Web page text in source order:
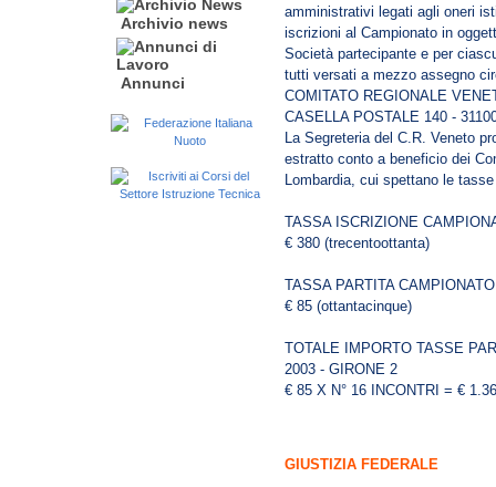
Archivio news
Annunci
amministrativi legati agli oneri
iscrizioni al Campionato in
Società partecipante e per
tutti versati a mezzo assegno
COMITATO REGIONALE
CASELLA POSTALE 140 -
La Segreteria del C.R. Veneto
estratto conto a beneficio dei
Lombardia, cui spettano le
TASSA ISCRIZIONE
€ 380 (trecentoottanta)
TASSA PARTITA
€ 85 (ottantacinque)
TOTALE IMPORTO TASSE
2003 - GIRONE 2
€ 85 X N° 16 INCONTRI = €
GIUSTIZIA FEDERALE